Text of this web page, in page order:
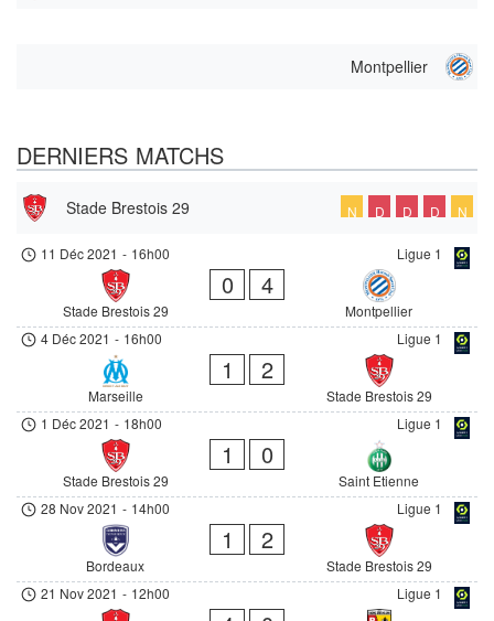
Montpellier
DERNIERS MATCHS
Stade Brestois 29 N D D D N
Ligue 1
11 Déc 2021 - 16h00
Stade Brestois 29
0 4
Montpellier
Ligue 1
4 Déc 2021 - 16h00
Marseille
1 2
Stade Brestois 29
Ligue 1
1 Déc 2021 - 18h00
Stade Brestois 29
1 0
Saint Etienne
Ligue 1
28 Nov 2021 - 14h00
Bordeaux
1 2
Stade Brestois 29
Ligue 1
21 Nov 2021 - 12h00